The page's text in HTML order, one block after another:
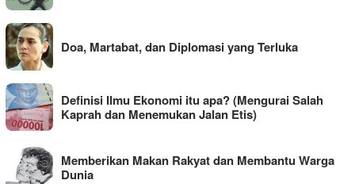
Doa, Martabat, dan Diplomasi yang Terluka
Definisi Ilmu Ekonomi itu apa? (Mengurai Salah
Kaprah dan Menemukan Jalan Etis)
Memberikan Makan Rakyat dan Membantu Warga
Dunia